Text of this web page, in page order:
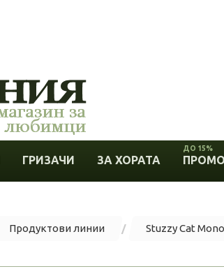
ГРИЗАЧИ ЗА ХОРАТА
ДО 15%
Продуктови линии Stuzzy Cat